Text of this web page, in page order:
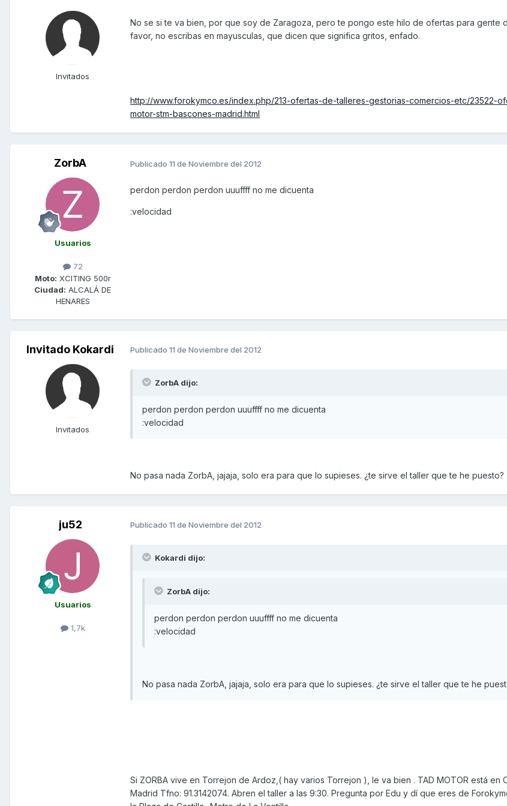
Invitados
No se si te va bien, por que soy de Zaragoza, pero te pongo este hilo de ofertas para gente
favor, no escribas en mayusculas, que dicen que significa gritos, enfado.
http://www.forokymco.es/index.php/213-ofertas-de-talleres-gestorias-comercios-etc/23522-
motor-stm-bascones-madrid.html
ZorbA
Usuarios
72
Moto: XCITING 500r
Ciudad: ALCALÁ DE
HENARES
Publicado 11 de Noviembre del 2012
perdon perdon perdon uuuffff no me dicuenta
:velocidad
Invitado Kokardi
Invitados
Publicado 11 de Noviembre del 2012
ZorbA dijo:
perdon perdon perdon uuuffff no me dicuenta
:velocidad
No pasa nada ZorbA, jajaja, solo era para que lo supieses. ¿te sirve el taller que te he puesto?
ju52
Usuarios
1,7k
Publicado 11 de Noviembre del 2012
Kokardi dijo:
ZorbA dijo:
perdon perdon perdon uuuffff no me dicuenta
:velocidad
No pasa nada ZorbA, jajaja, solo era para que lo supieses. ¿te sirve el taller que te he
Si ZORBA vive en Torrejon de Ardoz,( hay varios Torrejon ), le va bien . TAD MOTOR está en
Madrid Tfno: 91.3142074. Abren el taller a las 9:30. Pregunta por Edu y dí que eres de